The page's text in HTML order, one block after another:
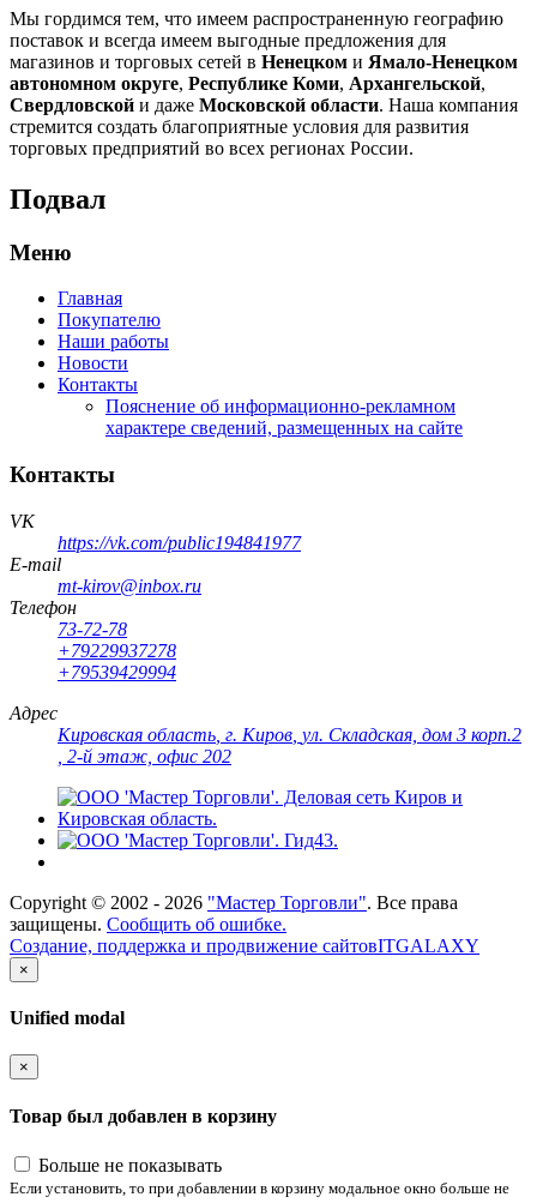
Мы гордимся тем, что имеем распространенную географию
поставок и всегда имеем выгодные предложения для
магазинов и торговых сетей в Ненецком и Ямало-Ненецком
автономном округе, Республике Коми, Архангельской,
Свердловской и даже Московской области. Наша компания
стремится создать благоприятные условия для развития
торговых предприятий во всех регионах России.
Подвал
Меню
Главная
Покупателю
Наши работы
Новости
Контакты
Пояснение об информационно-рекламном
характере сведений, размещенных на сайте
Контакты
VK
https://vk.com/public194841977
E-mail
mt-kirov@inbox.ru
Телефон
73-72-78
+79229937278
+79539429994
Адрес
Кировская область г. Киров ул. Складская, дом 3 корп.2
, 2-й этаж, офис 202
Copyright © 2002 - 2026 "Мастер Торговли". Все права
защищены. Сообщить об ошибке.
Создание, поддержка и продвижение сайтовITGALAXY
×
Unified modal
×
Товар был добавлен в корзину
Больше не показывать
Если установить, то при добавлении в корзину модальное окно больше не